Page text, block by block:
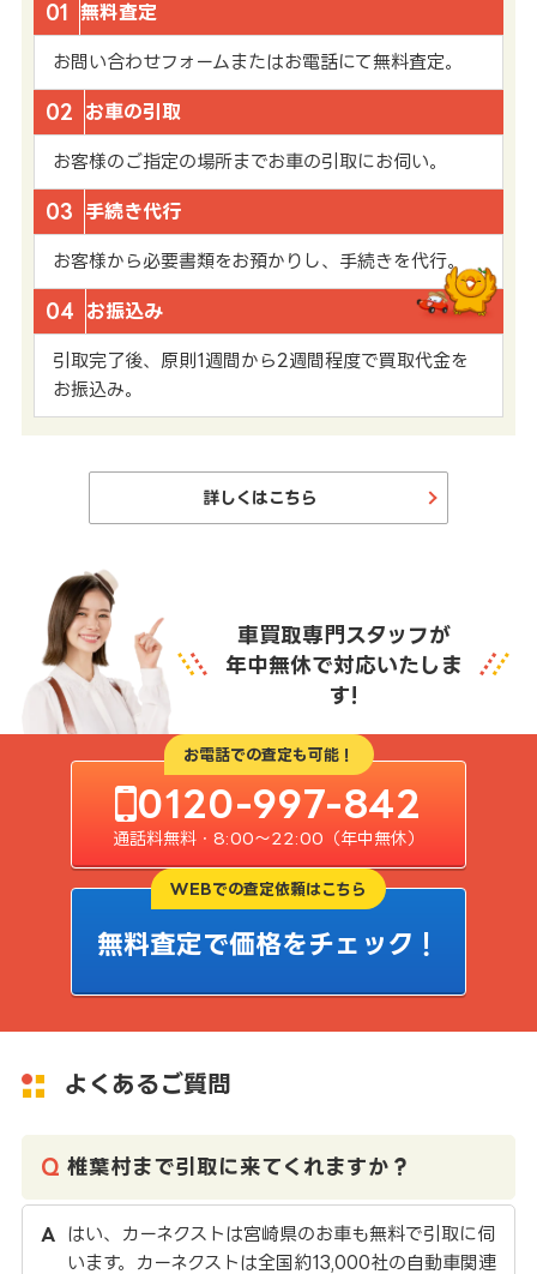
01 無料査定
お問い合わせフォームまたはお電話にて無料査定。
02 お車の引取
お客様のご指定の場所までお車の引取にお伺い。
03 手続き代行
お客様から必要書類をお預かりし、手続きを代行。
04 お振込み
引取完了後、原則1週間から2週間程度で買取代金を
お振込み。
詳しくはこちら
車買取専門スタッフが
年中無休で対応いたしま
す!
お電話での査定も可能！
0120-997-842
通話料無料・8:00〜22:00（年中無休）
WEBでの査定依頼はこちら
無料査定で価格をチェック！
よくあるご質問
椎葉村まで引取に来てくれますか？
はい、カーネクストは宮崎県のお車も無料で引取に伺
います。カーネクストは全国約13,000社の自動車関連